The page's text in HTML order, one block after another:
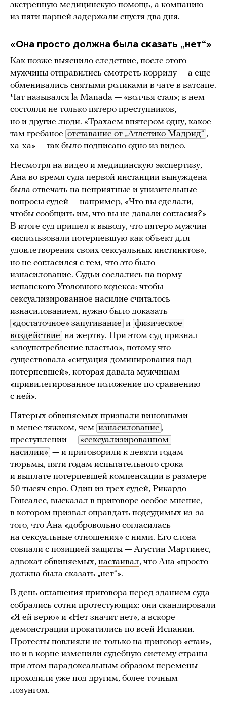
экстренную медицинскую помощь, а компанию
из пяти парней задержали спустя два дня.
«Она просто должна была сказать „нет“»
Как позже выяснило следствие, после этого
мужчины отправились смотреть корриду — а еще
обменивались снятыми роликами в чате в ватсапе.
Чат назывался la Manada — «волчья стая»; в нем
состояли не только пятеро преступников,
но и другие люди. «Трахаем впятером одну, какое
там гребаное отставание от „Атлетико Мадрид“ ,
ха-ха» — так было подписано одно из видео.
Несмотря на видео и медицинскую экспертизу,
Ана во время суда первой инстанции вынуждена
была отвечать на неприятные и унизительные
вопросы судей — например, «Что вы сделали,
чтобы сообщить им, что вы не давали согласия?»
В итоге суд пришел к выводу, что пятеро мужчин
«использовали потерпевшую как объект для
удовлетворения своих сексуальных инстинктов»,
но не согласился с тем, что это было
изнасилование. Судьи сослались на норму
испанского Уголовного кодекса: чтобы
сексуализированное насилие считалось
изнасилованием, нужно было доказать
«достаточное» запугивание и физическое
воздействие на жертву. При этом суд признал
«злоупотребление властью», потому что
существовала «ситуация доминирования над
потерпевшей», которая давала мужчинам
«привилегированное положение по сравнению
с ней».
Пятерых обвиняемых признали виновными
в менее тяжком, чем изнасилование ,
преступлении — «сексуализированном
насилии» — и приговорили к девяти годам
тюрьмы, пяти годам испытательного срока
и выплате потерпевшей компенсации в размере
50 тысяч евро. Один из трех судей, Рикардо
Гонсалес, высказал в приговоре особое мнение,
в котором призвал оправдать подсудимых из-за
того, что Ана «добровольно согласилась
на сексуальные отношения» с ними. Его слова
совпали с позицией защиты — Агустин Мартинес,
адвокат обвиняемых, настаивал, что Ана «просто
должна была сказать „нет“».
В день оглашения приговора перед зданием суда
собрались сотни протестующих: они скандировали
«Я ей верю» и «Нет значит нет», а вскоре
демонстрации прокатились по всей Испании.
Протесты повлияли не только на приговор «стаи»,
но и в корне изменили судебную систему страны —
при этом парадоксальным образом перемены
проходили уже под другим, более точным
лозунгом.